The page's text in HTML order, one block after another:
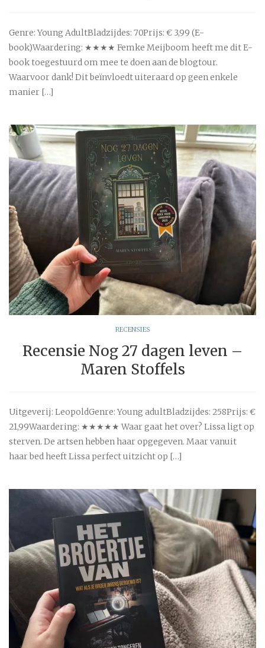
Genre: Young AdultBladzijdes: 70Prijs: € 3,99 (E-
book)Waardering: ★★★★ Femke Meijboom heeft me dit E-
book toegestuurd om mee te doen aan de blogtour.
Waarvoor dank! Dit beïnvloedt uiteraard op geen enkele
manier […]
RECENSIES
Recensie Nog 27 dagen leven –
Maren Stoffels
Uitgeverij: LeopoldGenre: Young adultBladzijdes: 258Prijs: €
21,99Waardering: ★★★★★ Waar gaat het over? Lissa ligt op
sterven. De artsen hebben haar opgegeven. Maar vanuit
haar bed heeft Lissa perfect uitzicht op […]